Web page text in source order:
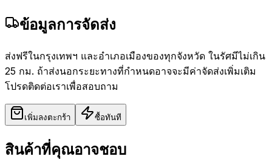
ข้อมูลการจัดส่ง
ส่งฟรีในกรุงเทพฯ และอำเภอเมืองของทุกจังหวัด ในรัศมีไม่เกิน
25 กม. ถ้าส่งนอกระยะทางที่กำหนดอาจจะมีค่าจัดส่งเพิ่มเติม
โปรดติดต่อเราเพื่อสอบถาม
เพิ่มลงตะกร้า ซื้อทันที
สินค้าที่คุณอาจชอบ